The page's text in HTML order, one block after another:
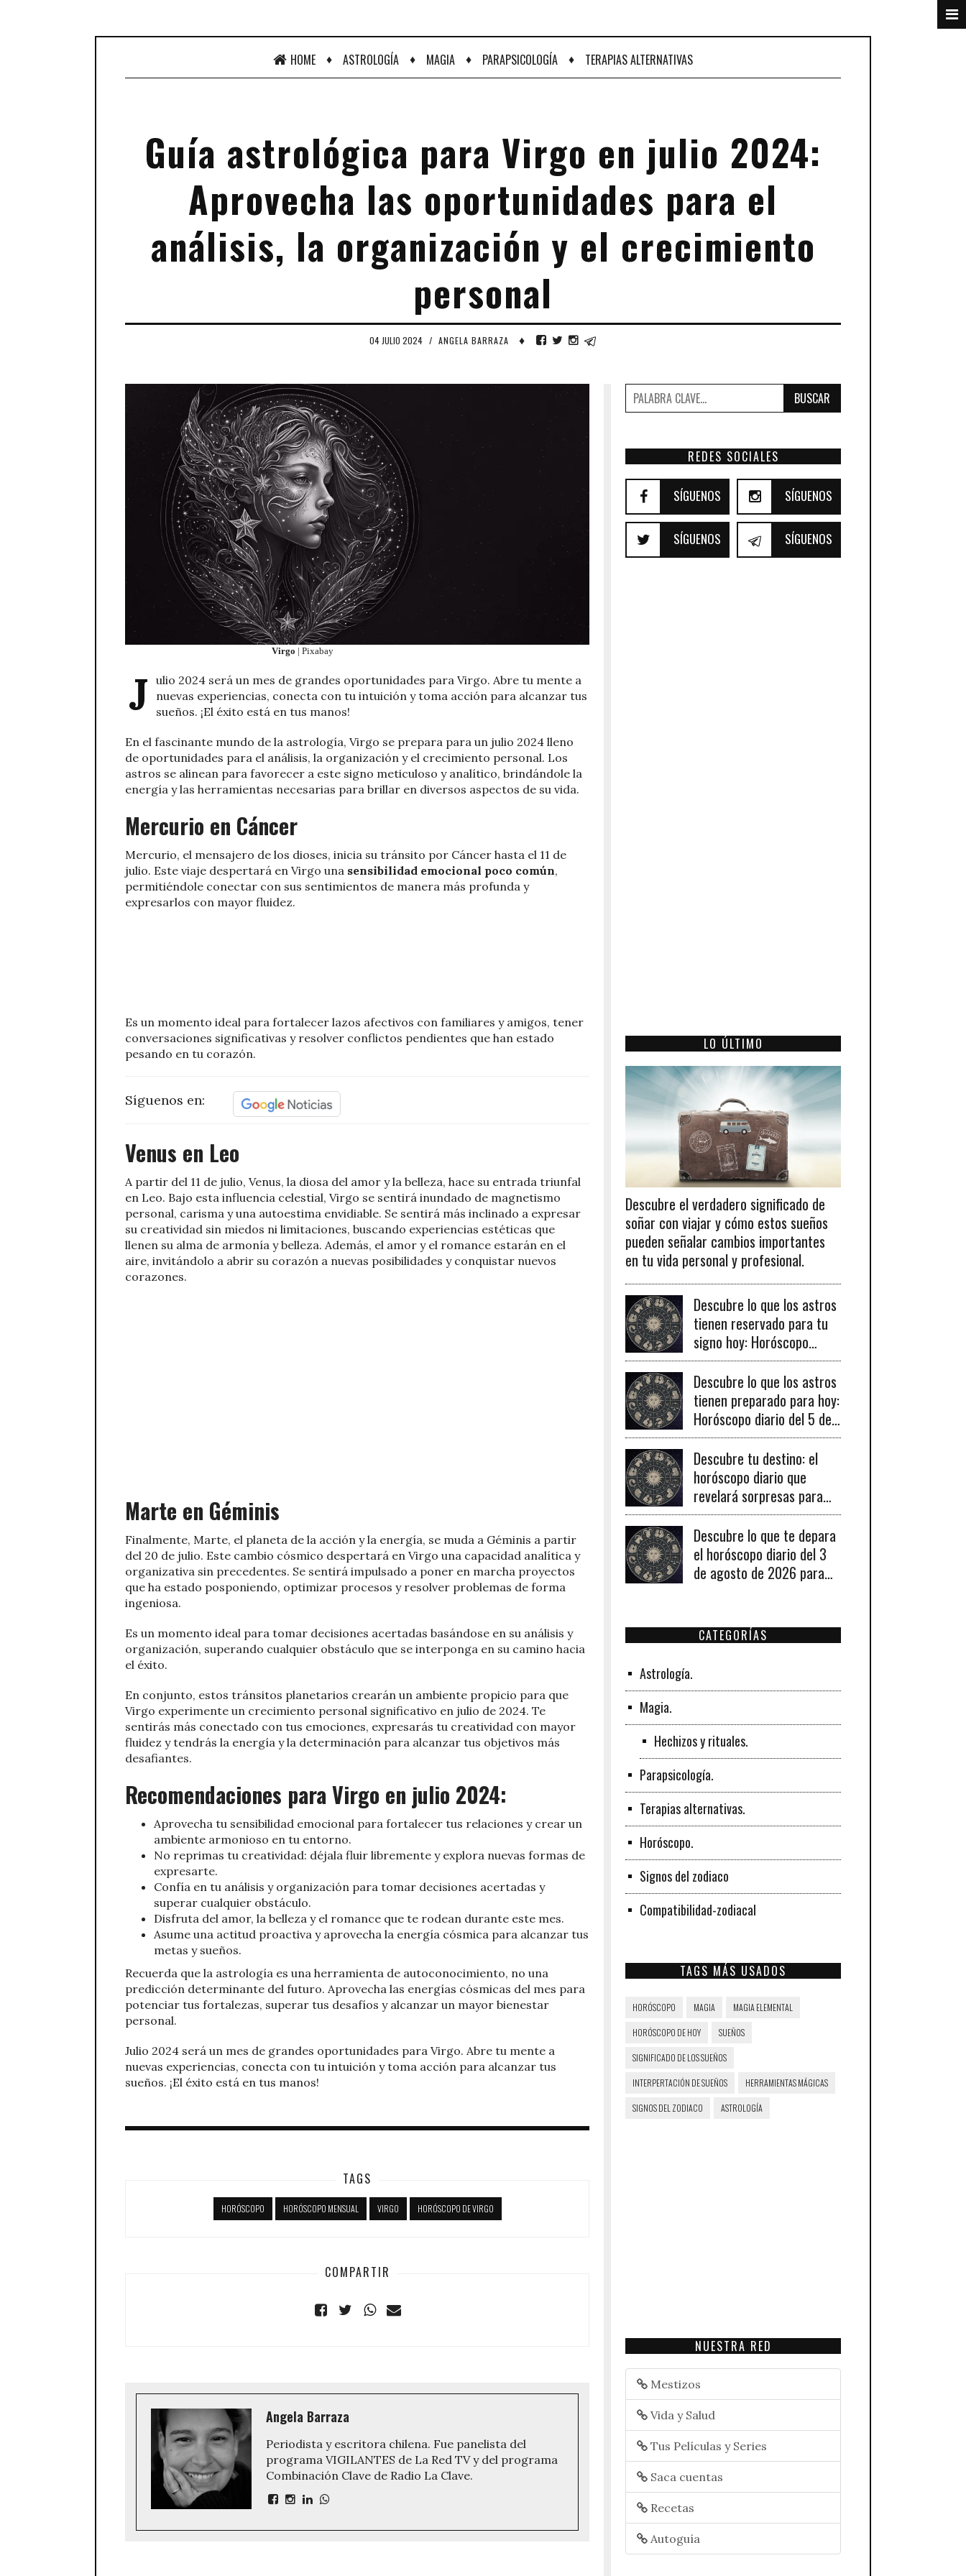
HOME ♦ ASTROLOGÍA ♦ MAGIA ♦ PARAPSICOLOGÍA ♦ TERAPIAS ALTERNATIVAS
Guía astrológica para Virgo en julio 2024:
Aprovecha las oportunidades para el
análisis, la organización y el crecimiento
personal
04 JULIO 2024 / ANGELA BARRAZA ♦
Virgo | Pixabay
J ulio 2024 será un mes de grandes oportunidades para Virgo. Abre tu mente a
nuevas experiencias, conecta con tu intuición y toma acción para alcanzar tus
sueños. ¡El éxito está en tus manos!
En el fascinante mundo de la astrología, Virgo se prepara para un julio 2024 lleno
de oportunidades para el análisis, la organización y el crecimiento personal. Los
astros se alinean para favorecer a este signo meticuloso y analítico, brindándole la
energía y las herramientas necesarias para brillar en diversos aspectos de su vida.
Mercurio en Cáncer
Mercurio, el mensajero de los dioses, inicia su tránsito por Cáncer hasta el 11 de
julio. Este viaje despertará en Virgo una sensibilidad emocional poco común,
permitiéndole conectar con sus sentimientos de manera más profunda y
expresarlos con mayor fluidez.
Es un momento ideal para fortalecer lazos afectivos con familiares y amigos, tener
conversaciones significativas y resolver conflictos pendientes que han estado
pesando en tu corazón.
Síguenos en:
Venus en Leo
A partir del 11 de julio, Venus, la diosa del amor y la belleza, hace su entrada triunfal
en Leo. Bajo esta influencia celestial, Virgo se sentirá inundado de magnetismo
personal, carisma y una autoestima envidiable. Se sentirá más inclinado a expresar
su creatividad sin miedos ni limitaciones, buscando experiencias estéticas que
llenen su alma de armonía y belleza. Además, el amor y el romance estarán en el
aire, invitándolo a abrir su corazón a nuevas posibilidades y conquistar nuevos
corazones.
Marte en Géminis
Finalmente, Marte, el planeta de la acción y la energía, se muda a Géminis a partir
del 20 de julio. Este cambio cósmico despertará en Virgo una capacidad analítica y
organizativa sin precedentes. Se sentirá impulsado a poner en marcha proyectos
que ha estado posponiendo, optimizar procesos y resolver problemas de forma
ingeniosa.
Es un momento ideal para tomar decisiones acertadas basándose en su análisis y
organización, superando cualquier obstáculo que se interponga en su camino hacia
el éxito.
En conjunto, estos tránsitos planetarios crearán un ambiente propicio para que
Virgo experimente un crecimiento personal significativo en julio de 2024. Te
sentirás más conectado con tus emociones, expresarás tu creatividad con mayor
fluidez y tendrás la energía y la determinación para alcanzar tus objetivos más
desafiantes.
Recomendaciones para Virgo en julio 2024:
Aprovecha tu sensibilidad emocional para fortalecer tus relaciones y crear un
ambiente armonioso en tu entorno.
No reprimas tu creatividad: déjala fluir libremente y explora nuevas formas de
expresarte.
Confía en tu análisis y organización para tomar decisiones acertadas y
superar cualquier obstáculo.
Disfruta del amor, la belleza y el romance que te rodean durante este mes.
Asume una actitud proactiva y aprovecha la energía cósmica para alcanzar tus
metas y sueños.
Recuerda que la astrología es una herramienta de autoconocimiento, no una
predicción determinante del futuro. Aprovecha las energías cósmicas del mes para
potenciar tus fortalezas, superar tus desafíos y alcanzar un mayor bienestar
personal.
Julio 2024 será un mes de grandes oportunidades para Virgo. Abre tu mente a
nuevas experiencias, conecta con tu intuición y toma acción para alcanzar tus
sueños. ¡El éxito está en tus manos!
TAGS
HORÓSCOPO HORÓSCOPO MENSUAL VIRGO HORÓSCOPO DE VIRGO
COMPARTIR
Angela Barraza
Periodista y escritora chilena. Fue panelista del
programa VIGILANTES de La Red TV y del programa
Combinación Clave de Radio La Clave.
BUSCAR
REDES SOCIALES
SÍGUENOS SÍGUENOS
SÍGUENOS SÍGUENOS
LO ÚLTIMO
Descubre el verdadero significado de
soñar con viajar y cómo estos sueños
pueden señalar cambios importantes
en tu vida personal y profesional.
Descubre lo que los astros
tienen reservado para tu
signo hoy: Horóscopo
diario del 6 de agosto de
2026
Descubre lo que los astros
tienen preparado para hoy:
Horóscopo diario del 5 de
agosto de 2026 para
todos los signos
zodiacales.
Descubre tu destino: el
horóscopo diario que
revelará sorpresas para
cada signo este 4 de
agosto de 2026
Descubre lo que te depara
el horóscopo diario del 3
de agosto de 2026 para
CATEGORÍAS
Astrología.
Magia.
Hechizos y rituales.
Parapsicología.
Terapias alternativas.
Horóscopo.
Signos del zodiaco
Compatibilidad-zodiacal
TAGS MÁS USADOS
HORÓSCOPO MAGIA MAGIA ELEMENTAL
HORÓSCOPO DE HOY SUEÑOS
SIGNIFICADO DE LOS SUEÑOS
INTERPERTACIÓN DE SUEÑOS HERRAMIENTAS MÁGICAS
SIGNOS DEL ZODIACO ASTROLOGÍA
NUESTRA RED
Mestizos
Vida y Salud
Tus Películas y Series
Saca cuentas
Recetas
Autoguía